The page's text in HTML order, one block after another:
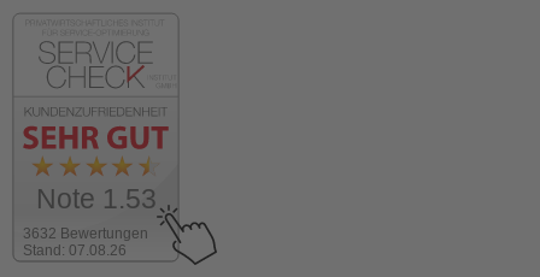
3632 Bewertungen
Stand: 07.08.26
Note 1.53